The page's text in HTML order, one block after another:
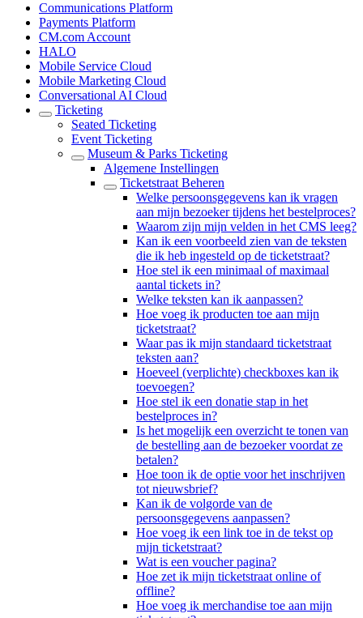
Communications Platform
Payments Platform
CM.com Account
HALO
Mobile Service Cloud
Mobile Marketing Cloud
Conversational AI Cloud
Ticketing
Seated Ticketing
Event Ticketing
Museum & Parks Ticketing
Algemene Instellingen
Ticketstraat Beheren
Welke persoonsgegevens kan ik vragen
aan mijn bezoeker tijdens het bestelproces?
Waarom zijn mijn velden in het CMS leeg?
Kan ik een voorbeeld zien van de teksten
die ik heb ingesteld op de ticketstraat?
Hoe stel ik een minimaal of maximaal
aantal tickets in?
Welke teksten kan ik aanpassen?
Hoe voeg ik producten toe aan mijn
ticketstraat?
Waar pas ik mijn standaard ticketstraat
teksten aan?
Hoeveel (verplichte) checkboxes kan ik
toevoegen?
Hoe stel ik een donatie stap in het
bestelproces in?
Is het mogelijk een overzicht te tonen van
de bestelling aan de bezoeker voordat ze
betalen?
Hoe toon ik de optie voor het inschrijven
tot nieuwsbrief?
Kan ik de volgorde van de
persoonsgegevens aanpassen?
Hoe voeg ik een link toe in de tekst op
mijn ticketstraat?
Wat is een voucher pagina?
Hoe zet ik mijn ticketstraat online of
offline?
Hoe voeg ik merchandise toe aan mijn